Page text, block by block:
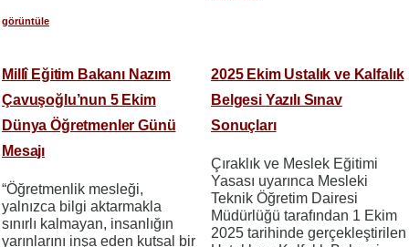
görüntüle
Millî Eğitim Bakanı Nazım
Çavuşoğlu’nun 5 Ekim
Dünya Öğretmenler Günü
Mesajı
“Öğretmenlik mesleği,
yalnızca bilgi aktarmakla
sınırlı kalmayan, insanlığın
yarınlarını inşa eden kutsal bir
2025 Ekim Ustalık ve Kalfalık
Belgesi Yazılı Sınav
Sonuçları
Çıraklık ve Meslek Eğitimi
Yasası uyarınca Mesleki
Teknik Öğretim Dairesi
Müdürlüğü tarafından 1 Ekim
2025 tarihinde gerçekleştirilen